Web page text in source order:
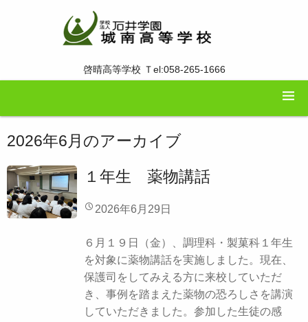
啓晴高等学校 Ｔel:058-265-1666
2026年6月 のアーカイブ
１年生 薬物講話
2026年6月29日
６月１９日（金）、調理科・製菓科１年生
を対象に薬物講話を実施しました。現在、
保護司をしてみえる方に来校していただ
き、事例を踏まえた薬物の恐ろしさを講演
していただきました。参加した生徒の感